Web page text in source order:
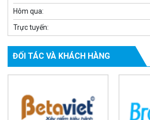
1.679.000 đ
MUA NGAY
Hôm qua:
Trực tuyến:
ĐỐI TÁC VÀ KHÁCH HÀNG